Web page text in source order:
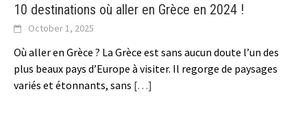
10 destinations où aller en Grèce en 2024 !
October 1, 2025
Où aller en Grèce ? La Grèce est sans aucun doute l’un des
plus beaux pays d’Europe à visiter. Il regorge de paysages
variés et étonnants, sans […]